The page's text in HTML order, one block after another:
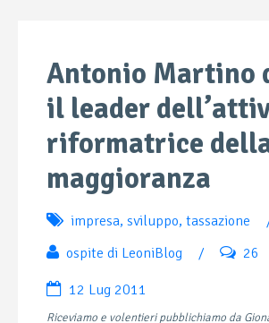
Antonio Martino
il leader
riformatrice
maggioranza
impresa, sviluppo, tassazione
ospite di LeoniBlog
/ 26
12 Lug 2011
Riceviamo e volentieri pubblichiamo da